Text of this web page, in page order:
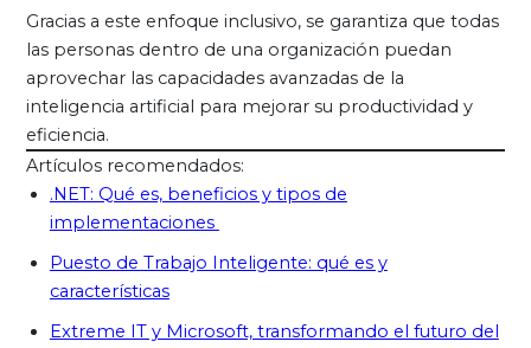
Gracias a este enfoque inclusivo, se garantiza que todas
las personas dentro de una organización puedan
aprovechar las capacidades avanzadas de la
inteligencia artificial para mejorar su productividad y
eficiencia.
Artículos recomendados:
.NET: Qué es, beneficios y tipos de
implementaciones
Puesto de Trabajo Inteligente: qué es y
características
Extreme IT y Microsoft, transformando el futuro del